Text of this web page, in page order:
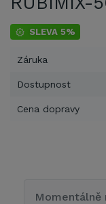
SLEVA 5%
Záruka
Dostupnost
Cena dopravy
Momentálně